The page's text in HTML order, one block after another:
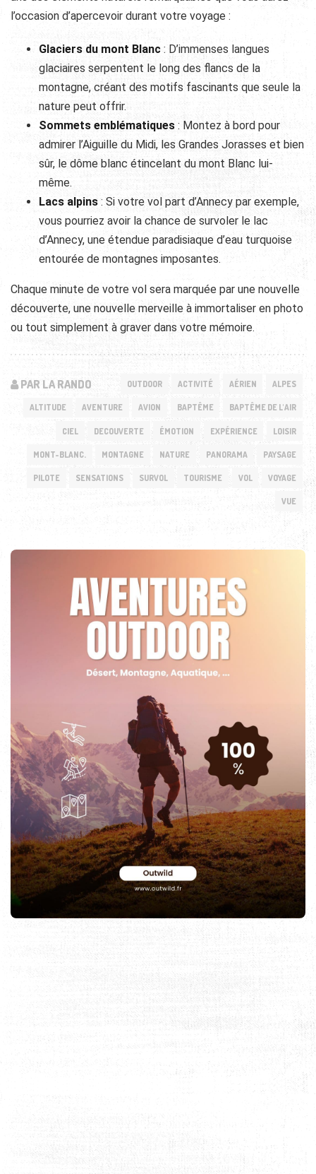
l’occasion d’apercevoir durant votre voyage :
Glaciers du mont Blanc : D’immenses langues
glaciaires serpentent le long des flancs de la
montagne, créant des motifs fascinants que seule la
nature peut offrir.
Sommets emblématiques : Montez à bord pour
admirer l’Aiguille du Midi, les Grandes Jorasses et bien
sûr, le dôme blanc étincelant du mont Blanc lui-
même.
Lacs alpins : Si votre vol part d’Annecy par exemple,
vous pourriez avoir la chance de survoler le lac
d’Annecy, une étendue paradisiaque d’eau turquoise
entourée de montagnes imposantes.
Chaque minute de votre vol sera marquée par une nouvelle
découverte, une nouvelle merveille à immortaliser en photo
ou tout simplement à graver dans votre mémoire.
PAR LA RANDO OUTDOOR ACTIVITÉ AÉRIEN ALPES
ALTITUDE AVENTURE AVION BAPTÊME BAPTÊME DE L'AIR
CIEL DECOUVERTE ÉMOTION EXPÉRIENCE LOISIR
MONT-BLANC. MONTAGNE NATURE PANORAMA PAYSAGE
PILOTE SENSATIONS SURVOL TOURISME VOL VOYAGE
VUE